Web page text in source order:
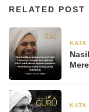
RELATED
KATA
KATA